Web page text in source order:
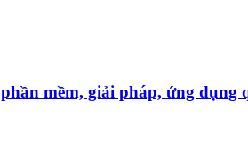
mềm, giải pháp, ứng dụng